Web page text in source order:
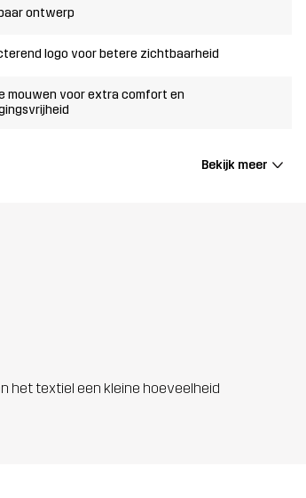
ontwerp
logo voor betere zichtbaarheid
mouwen voor extra comfort en
Bekijk meer
het textiel een kleine hoeveelheid